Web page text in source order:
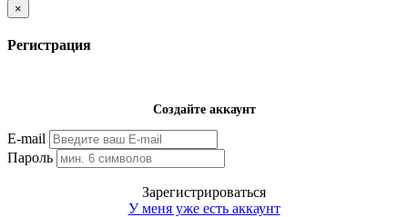
×
Регистрация
Создайте аккаунт
E-mail
Пароль
Зарегистрироваться
У меня уже есть аккаунт